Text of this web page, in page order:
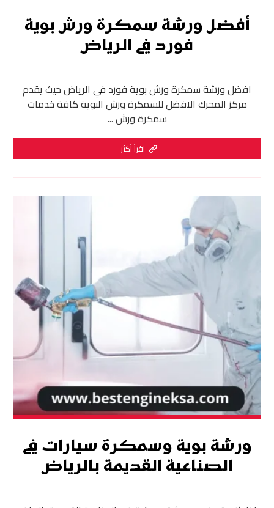
أفضل ورشة سمكرة ورش بوية
فورد في الرياض
افضل ورشة سمكرة ورش بوية فورد في الرياض حيث يقدم
مركز المحرك الافضل للسمكرة ورش البوية كافة خدمات
سمكرة ورش ...
اقرأ أكثر
ورشة بوية وسمكرة سيارات في
الصناعية القديمة بالرياض